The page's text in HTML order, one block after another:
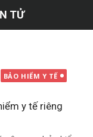
TỬ
BẢO HIỂM Y TẾ
y tế riêng